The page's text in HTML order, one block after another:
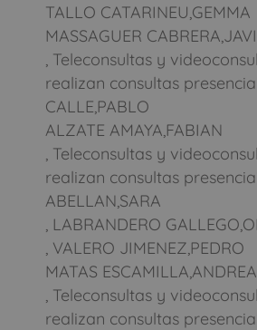
TALLO CATARINEU,GEMMA
MASSAGUER
, Teleconsultas y
realizan consultas
CALLE,PABLO
ALZATE AMAYA,FABIAN
, Teleconsultas y
realizan consultas
ABELLAN,SARA
, LABRANDERO
, VALERO JIMENEZ,PEDRO
MATAS ESCAMILLA,ANDREA
, Teleconsultas y
realizan consultas